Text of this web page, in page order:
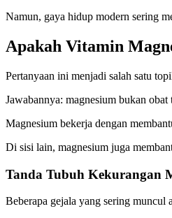
Namun, gaya hidup modern sering
Apakah Vitamin
Pertanyaan ini menjadi salah satu
Jawabannya: magnesium bukan
Magnesium bekerja dengan
Di sisi lain, magnesium juga
Tanda Tubuh Kekurangan
Beberapa gejala yang sering muncul